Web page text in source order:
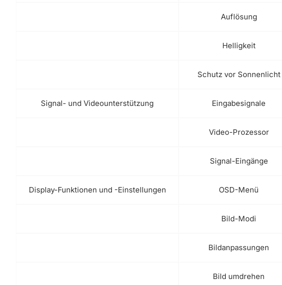
Auflösung
Helligkeit
Schutz vor Sonnenlicht
Signal- und Videounterstützung Eingabesignale
Video-Prozessor
Signal-Eingänge
Display-Funktionen und -Einstellungen OSD-Menü
Bild-Modi
Bildanpassungen
Bild umdrehen